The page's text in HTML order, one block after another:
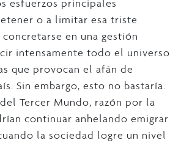
esfuerzos principales
o a limitar esa triste
en una gestión
intensamente todo el universo
que provocan el afán de
Sin embargo, esto no bastaría.
Tercer Mundo, razón por la
continuar anhelando emigrar
la sociedad logre un nivel